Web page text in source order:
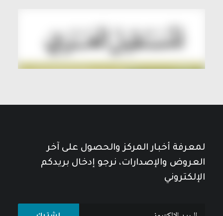
لمعرفة أخبار المركز والحصول على آخر
العروض والإصدارات، نرجو إدخال بريدكم
الإلكتروني